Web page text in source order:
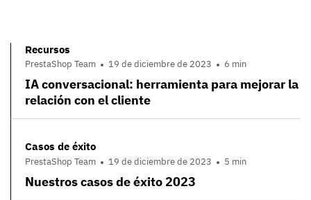
Recursos
PrestaShop Team 19 de diciembre de 2023 6 min
IA conversacional: herramienta para mejorar la
relación con el cliente
Casos de éxito
PrestaShop Team 19 de diciembre de 2023 5 min
Nuestros casos de éxito 2023